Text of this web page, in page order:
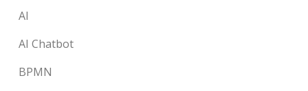
AI
AI Chatbot
BPMN